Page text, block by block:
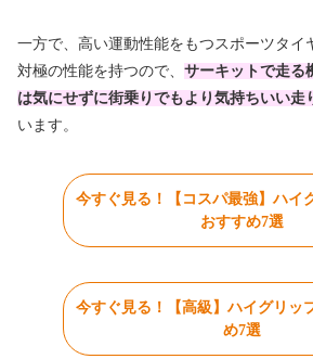
一方で、高い運動性能をもつスポーツタイ
対極の性能を持つので、 サーキットで走る
は気にせずに街乗りでもより気持ちいい走
います。
今すぐ見る！【コスパ最強】ハイ
おすすめ7選
今すぐ見る！【高級】ハイグリッ
め7選